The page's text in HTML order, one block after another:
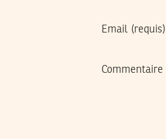
Email (requis)
Commentaire